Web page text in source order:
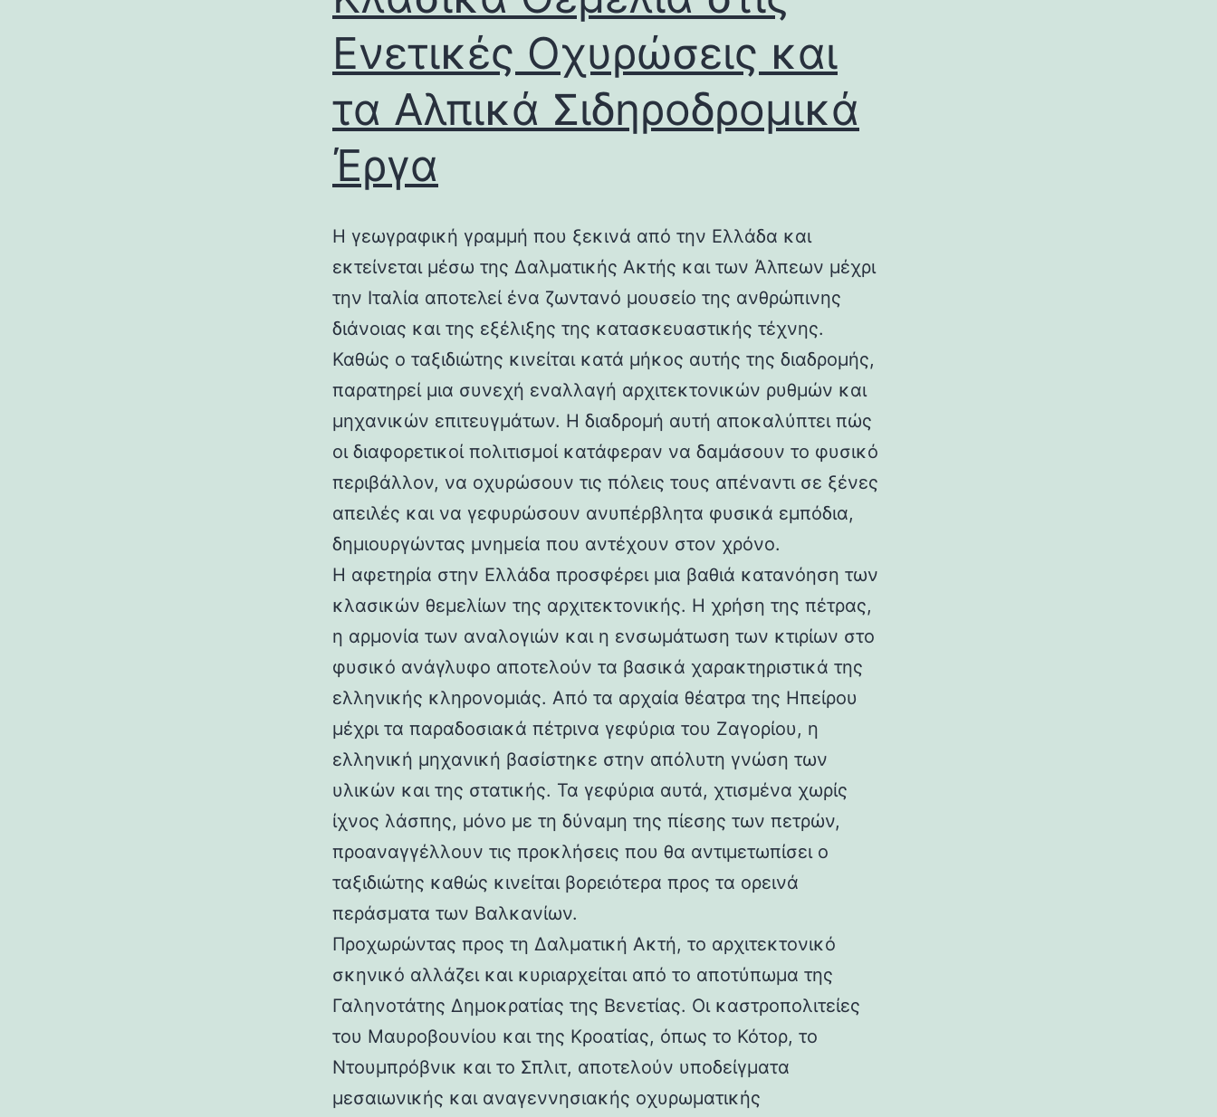
Ενετικές Οχυρώσεις και
τα Αλπικά Σιδηροδρομικά
Έργα
Η γεωγραφική γραμμή που ξεκινά από την Ελλάδα και
εκτείνεται μέσω της Δαλματικής Ακτής και των Άλπεων μέχρι
την Ιταλία αποτελεί ένα ζωντανό μουσείο της ανθρώπινης
διάνοιας και της εξέλιξης της κατασκευαστικής τέχνης.
Καθώς ο ταξιδιώτης κινείται κατά μήκος αυτής της διαδρομής,
παρατηρεί μια συνεχή εναλλαγή αρχιτεκτονικών ρυθμών και
μηχανικών επιτευγμάτων. Η διαδρομή αυτή αποκαλύπτει πώς
οι διαφορετικοί πολιτισμοί κατάφεραν να δαμάσουν το φυσικό
περιβάλλον, να οχυρώσουν τις πόλεις τους απέναντι σε ξένες
απειλές και να γεφυρώσουν ανυπέρβλητα φυσικά εμπόδια,
δημιουργώντας μνημεία που αντέχουν στον χρόνο.
Η αφετηρία στην Ελλάδα προσφέρει μια βαθιά κατανόηση των
κλασικών θεμελίων της αρχιτεκτονικής. Η χρήση της πέτρας,
η αρμονία των αναλογιών και η ενσωμάτωση των κτιρίων στο
φυσικό ανάγλυφο αποτελούν τα βασικά χαρακτηριστικά της
ελληνικής κληρονομιάς. Από τα αρχαία θέατρα της Ηπείρου
μέχρι τα παραδοσιακά πέτρινα γεφύρια του Ζαγορίου, η
ελληνική μηχανική βασίστηκε στην απόλυτη γνώση των
υλικών και της στατικής. Τα γεφύρια αυτά, χτισμένα χωρίς
ίχνος λάσπης, μόνο με τη δύναμη της πίεσης των πετρών,
προαναγγέλλουν τις προκλήσεις που θα αντιμετωπίσει ο
ταξιδιώτης καθώς κινείται βορειότερα προς τα ορεινά
περάσματα των Βαλκανίων.
Προχωρώντας προς τη Δαλματική Ακτή, το αρχιτεκτονικό
σκηνικό αλλάζει και κυριαρχείται από το αποτύπωμα της
Γαληνοτάτης Δημοκρατίας της Βενετίας. Οι καστροπολιτείες
του Μαυροβουνίου και της Κροατίας, όπως το Κότορ, το
Ντουμπρόβνικ και το Σπλιτ, αποτελούν υποδείγματα
μεσαιωνικής και αναγεννησιακής οχυρωματικής